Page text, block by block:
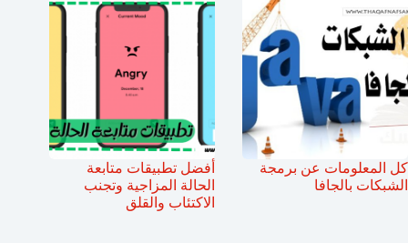
كل المعلومات عن برمجة
الشبكات بالجافا
أفضل تطبيقات متابعة
الحالة المزاجية وتجنب
الاكتئاب والقلق